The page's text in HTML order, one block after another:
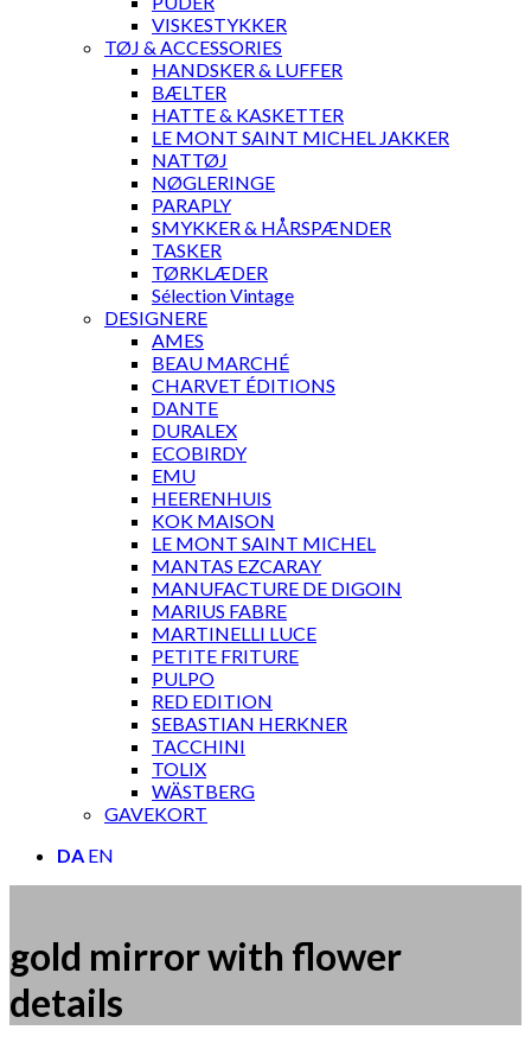
VISKESTYKKER
TØJ & ACCESSORIES
HANDSKER & LUFFER
BÆLTER
HATTE & KASKETTER
LE MONT SAINT MICHEL JAKKER
NATTØJ
NØGLERINGE
PARAPLY
SMYKKER & HÅRSPÆNDER
TASKER
TØRKLÆDER
Sélection Vintage
DESIGNERE
AMES
BEAU MARCHÉ
CHARVET ÉDITIONS
DANTE
DURALEX
ECOBIRDY
EMU
HEERENHUIS
KOK MAISON
LE MONT SAINT MICHEL
MANTAS EZCARAY
MANUFACTURE DE DIGOIN
MARIUS FABRE
MARTINELLI LUCE
PETITE FRITURE
PULPO
RED EDITION
SEBASTIAN HERKNER
TACCHINI
TOLIX
WÄSTBERG
GAVEKORT
DA EN
gold mirror with flower
details